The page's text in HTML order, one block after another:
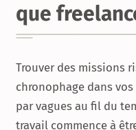
que
Trouver des missions
chronophage dans
par vagues au fil du
travail commence à